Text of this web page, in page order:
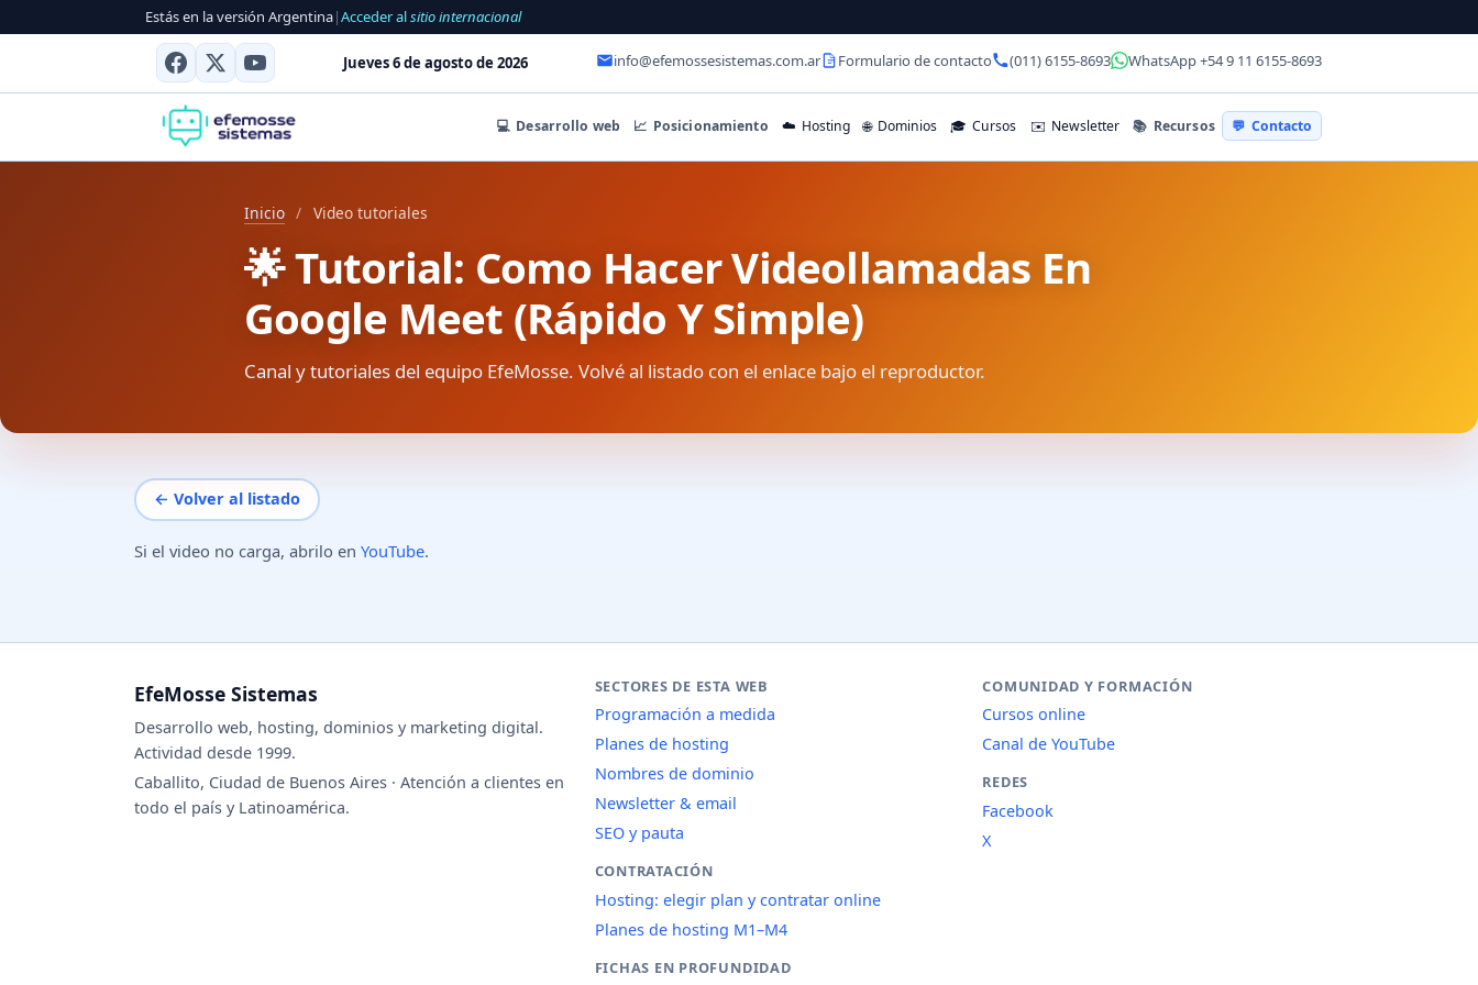
Estás en la versión Argentina|Acceder alsitio internacional
Jueves 6 de agosto de 2026 info@efemossesistemas.com.ar Formulario de contacto (011) 6155-8693 WhatsApp +54 9 11 6155-8693
💻 Desarrollo web 📈 Posicionamiento ☁️ Hosting 🌐 Dominios 🎓 Cursos ✉️ Newsletter 📚 Recursos 💬 Contacto
Inicio / Video tutoriales
🌟 Tutorial: Como Hacer Videollamadas En
Google Meet (Rápido Y Simple)
Canal y tutoriales del equipo EfeMosse. Volvé al listado con el enlace bajo el reproductor.
← Volver al listado
Si el video no carga, abrilo en YouTube.
EfeMosse Sistemas
Desarrollo web, hosting, dominios y marketing digital.
Actividad desde 1999.
Caballito, Ciudad de Buenos Aires · Atención a clientes en
todo el país y Latinoamérica.
SECTORES DE ESTA WEB
Programación a medida
Planes de hosting
Nombres de dominio
Newsletter & email
SEO y pauta
CONTRATACIÓN
Hosting: elegir plan y contratar online
Planes de hosting M1–M4
FICHAS EN PROFUNDIDAD
COMUNIDAD Y FORMACIÓN
Cursos online
Canal de YouTube
REDES
Facebook
X